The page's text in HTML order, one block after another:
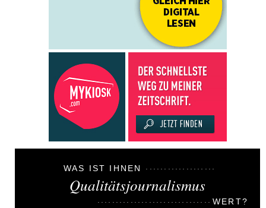
WAS IST IHNEN
Qualitätsjournalismus
WERT?